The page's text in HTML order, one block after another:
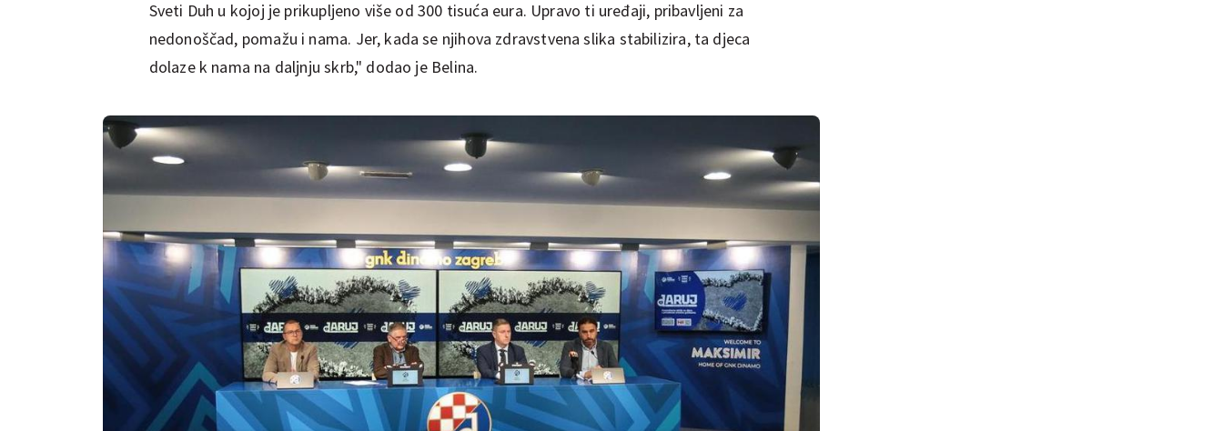
Sveti Duh u kojoj je prikupljeno više od 300 tisuća eura. Upravo ti uređaji, pribavljeni za
nedonoščad, pomažu i nama. Jer, kada se njihova zdravstvena slika stabilizira, ta djeca
dolaze k nama na daljnju skrb," dodao je Belina.